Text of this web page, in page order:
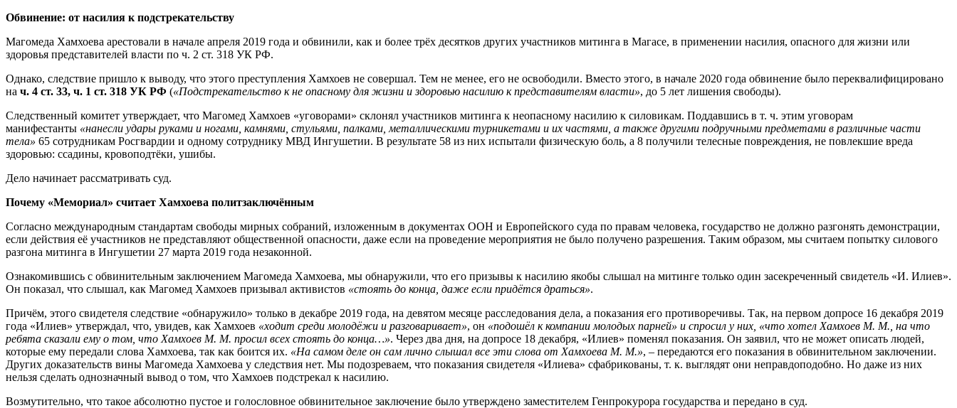
Обвинение: от насилия к подстрекательству
Магомеда Хамхоева арестовали в начале апреля 2019 года и обвинили, как и более трёх десятков других участников митинга в Магасе, в применении насилия, опасного для жизни или
здоровья представителей власти по ч. 2 ст. 318 УК РФ.
Однако, следствие пришло к выводу, что этого преступления Хамхоев не совершал. Тем не менее, его не освободили. Вместо этого, в начале 2020 года обвинение было переквалифицировано
на ч. 4 ст. 33, ч. 1 ст. 318 УК РФ («Подстрекательство к не опасному для жизни и здоровью насилию к представителям власти», до 5 лет лишения свободы).
Следственный комитет утверждает, что Магомед Хамхоев «уговорами» склонял участников митинга к неопасному насилию к силовикам. Поддавшись в т. ч. этим уговорам
манифестанты «нанесли удары руками и ногами, камнями, стульями, палками, металлическими турникетами и их частями, а также другими подручными предметами в различные части
тела» 65 сотрудникам Росгвардии и одному сотруднику МВД Ингушетии. В результате 58 из них испытали физическую боль, а 8 получили телесные повреждения, не повлекшие вреда
здоровью: ссадины, кровоподтёки, ушибы.
Дело начинает рассматривать суд.
Почему «Мемориал» считает Хамхоева политзаключённым
Согласно международным стандартам свободы мирных собраний, изложенным в документах ООН и Европейского суда по правам человека, государство не должно разгонять демонстрации,
если действия её участников не представляют общественной опасности, даже если на проведение мероприятия не было получено разрешения. Таким образом, мы считаем попытку силового
разгона митинга в Ингушетии 27 марта 2019 года незаконной.
Ознакомившись с обвинительным заключением Магомеда Хамхоева, мы обнаружили, что его призывы к насилию якобы слышал на митинге только один засекреченный свидетель «И. Илиев».
Он показал, что слышал, как Магомед Хамхоев призывал активистов «стоять до конца, даже если придётся драться».
Причём, этого свидетеля следствие «обнаружило» только в декабре 2019 года, на девятом месяце расследования дела, а показания его противоречивы. Так, на первом допросе 16 декабря 2019
года «Илиев» утверждал, что, увидев, как Хамхоев «ходит среди молодёжи и разговаривает», он «подошёл к компании молодых парней» и спросил у них, «что хотел Хамхоев М. М., на что
ребята сказали ему о том, что Хамхоев М. М. просил всех стоять до конца…». Через два дня, на допросе 18 декабря, «Илиев» поменял показания. Он заявил, что не может описать людей,
которые ему передали слова Хамхоева, так как боится их. «На самом деле он сам лично слышал все эти слова от Хамхоева М. М.», – передаются его показания в обвинительном заключении.
Других доказательств вины Магомеда Хамхоева у следствия нет. Мы подозреваем, что показания свидетеля «Илиева» сфабрикованы, т. к. выглядят они неправдоподобно. Но даже из них
нельзя сделать однозначный вывод о том, что Хамхоев подстрекал к насилию.
Возмутительно, что такое абсолютно пустое и голословное обвинительное заключение было утверждено заместителем Генпрокурора государства и передано в суд.